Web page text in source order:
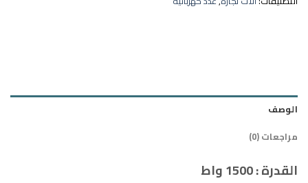
الوصف
مراجعات (0)
القدرة : 1500 واط